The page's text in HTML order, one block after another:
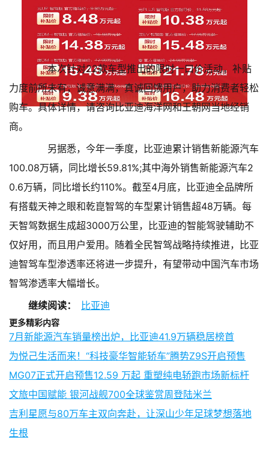
本次针对22款车型推出的限时一口价活动，补贴
力度前所未有，诚意满满，真诚回馈用户，助力消费者轻松
购车。具体详情，请咨询比亚迪海洋网和王朝网当地经销
商。
另据悉，今年一季度，比亚迪累计销售新能源汽车
100.08万辆，同比增长59.81%;其中海外销售新能源汽车2
0.6万辆，同比增长约110%。截至4月底，比亚迪全品牌所
有搭载天神之眼和乾崑智驾的车型累计销售超48万辆。每
天智驾数据生成超3000万公里，比亚迪的智能驾驶辅助不
仅好用，而且用户爱用。随着全民智驾战略持续推进，比亚
迪智驾车型渗透率还将进一步提升，有望带动中国汽车市场
智驾渗透率大幅增长。
继续阅读：
比亚迪
更多精彩内容
7月新能源汽车销量榜出炉，比亚迪41.9万辆稳居榜首
为悦己生活而来！“科技豪华智能轿车”腾势Z9S开启预售
MG07正式开启预售12.59 万起 重塑纯电轿跑市场新标杆
文旅中国赋能 银河战舰700全球鉴赏周登陆米兰
吉利星愿与80万车主双向奔赴，让深山少年足球梦想落地
生根